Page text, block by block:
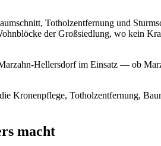
Totholzentfernung und
der Großsiedlung, wo kein
Hellersdorf im Einsatz — ob
Kronenpflege, Totholzentfernung,
macht